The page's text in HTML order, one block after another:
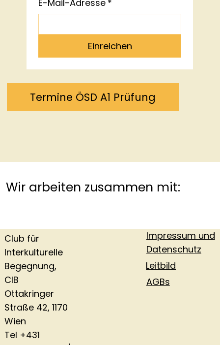
E-Mail-Adresse *
Einreichen
Termine ÖSD A1 Prüfung
Wir arbeiten zusammen mit:
Club für
Interkulturelle
Begegnung,
CIB
Ottakringer
Straße 42, 1170
Wien
Tel +431
Impressum und
Datenschutz
Leitbild
AGBs